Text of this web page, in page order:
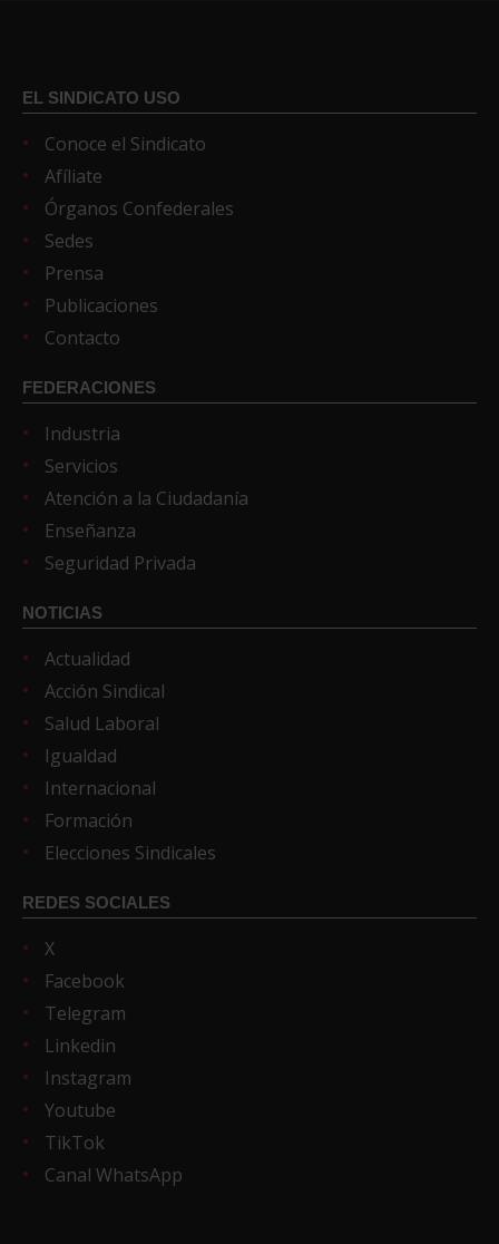
EL SINDICATO USO
Conoce el Sindicato
Afíliate
Órganos Confederales
Sedes
Prensa
Publicaciones
Contacto
FEDERACIONES
Industria
Servicios
Atención a la Ciudadanía
Enseñanza
Seguridad Privada
NOTICIAS
Actualidad
Acción Sindical
Salud Laboral
Igualdad
Internacional
Formación
Elecciones Sindicales
REDES SOCIALES
X
Facebook
Telegram
Linkedin
Instagram
Youtube
TikTok
Canal WhatsApp